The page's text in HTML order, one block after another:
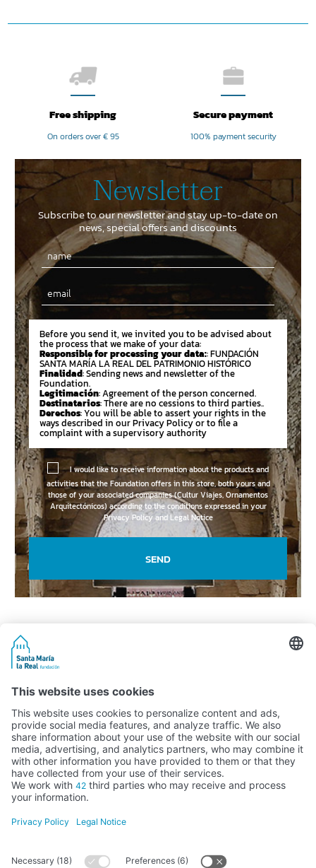
Free shipping
On orders over € 95
Secure payment
100% payment security
Newsletter
Subscribe to our newsletter and stay up-to-date on
news, special offers and discounts
Email
Before you send it, we invited you to be advised about
the process that we make of your data:
Responsible for processing your data:: FUNDACIÓN
SANTA MARÍA LA REAL DEL PATRIMONIO HISTÓRICO
Finalidad: Sending news and newsletter of the
Foundation.
Legitimación: Agreement of the person concerned.
Destinatarios: There are no cessions to third parties..
Derechos: You will be able to assert your rights in the
ways described in our Privacy Policy or to file a
complaint with a supervisory authority
I would like to receive information about the products and
activities that the Foundation offers in this store, both yours and
those of your associated companies (Cultur Viajes, Ornamentos
Arquitectónicos) according to the conditions expressed in your
Privacy Policy and Legal Notice
SEND
Activity subsidised by the Ministry of Education, Culture and Sports
FUNDACIÓN SANTA MARÍA LA REAL DEL PATRIMONIO HISTÓRICO –